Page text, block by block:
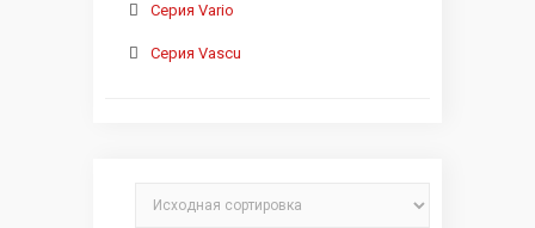
Серия Vario
Серия Vascu